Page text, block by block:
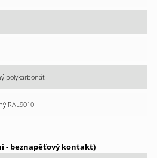
polykarbonát
RAL9010
- beznapěťový kontakt)